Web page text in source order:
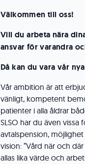
Välkommen till oss!
Vill du arbeta nära
ansvar för varandra
Då kan du vara vår
Vår ambition är att
vänligt, kompetent
patienter i alla åldrar
SLSO har du även vissa
avtalspension,
vision: ”Vård när och
allas lika värde och